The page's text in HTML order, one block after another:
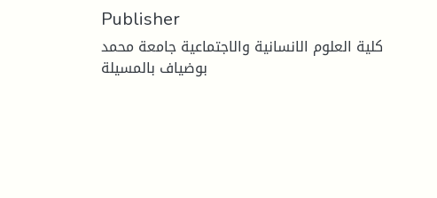
Publisher
كلية العلوم الانسانية والاجتماعية جامعة محمد
بوضياف بالمسيلة